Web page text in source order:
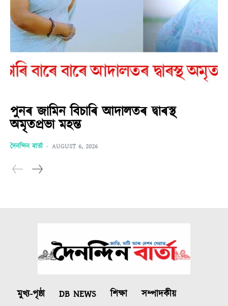
পুনৰ জামিন বিচাৰি আদালতৰ দ্বাৰস্থ
অমৃতপ্ৰভা মহন্ত
দৈনন্দিন বাৰ্তা - AUGUST 6, 2026
মুখ্য-পৃষ্ঠা DB NEWS শিক্ষা সম্পাদকীয়